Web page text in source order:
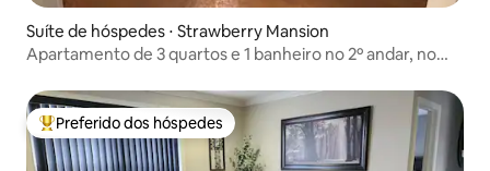
Suíte de hóspedes ⋅ Strawberry Mansion
Apartamento de 3 quartos e 1 banheiro no 2º andar, no
Entre os melhores preferidos dos hóspedes
Preferido dos hóspedes